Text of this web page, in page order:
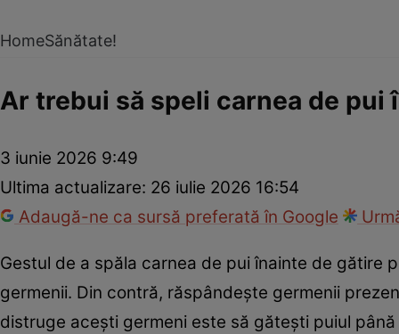
HomeSănătate!
Ar trebui să speli carnea de pui
3 iunie 2026 9:49
Ultima actualizare: 26 iulie 2026 16:54
Adaugă-ne ca sursă preferată în Google
Gestul de a spăla carnea de pui înainte de gătire
germenii. Din contră, răspândește germenii
distruge acești germeni este să gătești puiul